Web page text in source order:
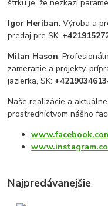
štrku je, že nezkazí
Igor Heriban: Výroba a
predaj pre SK:
Milan Hason:
zameranie a projekty,
jazierka, SK:
Naše realizácie a
prostredníctvom nášho
Najpredávanejšie